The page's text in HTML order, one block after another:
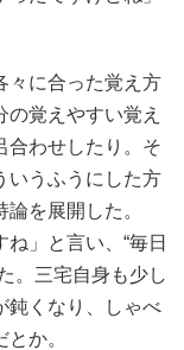
に合った覚え方
覚えやすい覚え
合わせしたり。そ
いうふうにした方
を展開した。
」と言い、“毎日
。三宅自身も少し
鈍くなり、しゃべ
か。